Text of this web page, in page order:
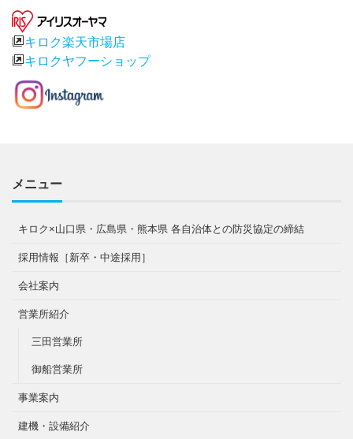
キロク楽天市場店
キロクヤフーショップ
メニュー
キロク×山口県・広島県・熊本県 各自治体との防災協定の締結
採用情報［新卒・中途採用］
会社案内
営業所紹介
三田営業所
御船営業所
事業案内
建機・設備紹介